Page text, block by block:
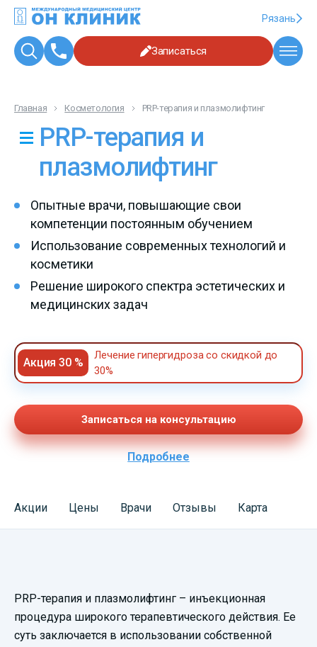
Рязань
Записаться
Главная Косметология PRP-терапия и плазмолифтинг
PRP-терапия и
плазмолифтинг
Опытные врачи, повышающие свои
компетенции постоянным обучением
Использование современных технологий и
косметики
Решение широкого спектра эстетических и
медицинских задач
Акция 30 %
Лечение гипергидроза со скидкой до
30%
Записаться на консультацию
Подробнее
Акции Цены Врачи Отзывы Карта
Смотреть
видеопрезентацию
PRP-терапия и плазмолифтинг – инъекционная
процедура широкого терапевтического действия. Ее
суть заключается в использовании собственной